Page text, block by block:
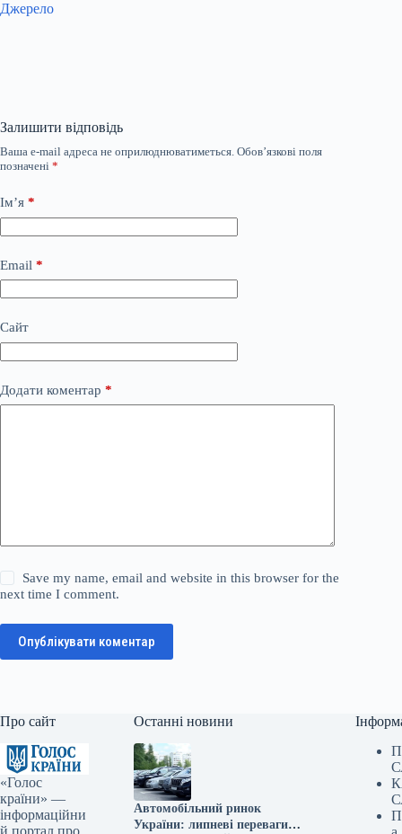
Джерело
Залишити відповідь
Ваша e-mail адреса не оприлюднюватиметься. Обов’язкові поля
позначені *
Ім’я *
Email *
Сайт
Додати коментар *
Save my name, email and website in this browser for the
next time I comment.
Опублікувати коментар
Про сайт
«Голос
країни» —
інформаційни
Останні новини
Автомобільний ринок
України: липневі переваги